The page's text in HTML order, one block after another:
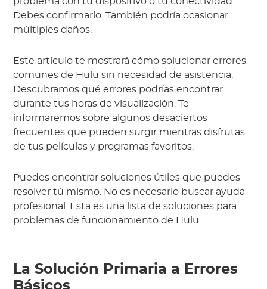
Debes confirmarlo. También podría ocasionar
múltiples daños.
Este artículo te mostrará cómo solucionar errores
comunes de Hulu sin necesidad de asistencia.
Descubramos qué errores podrías encontrar
durante tus horas de visualización. Te
informaremos sobre algunos desaciertos
frecuentes que pueden surgir mientras disfrutas
de tus películas y programas favoritos.
Puedes encontrar soluciones útiles que puedes
resolver tú mismo. No es necesario buscar ayuda
profesional. Esta es una lista de soluciones para
problemas de funcionamiento de Hulu.
La Solución Primaria a Errores
Básicos